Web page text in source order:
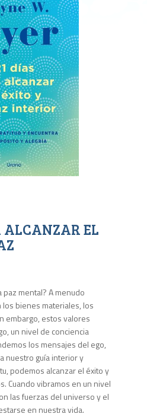
ALCANZAR EL
mental? A menudo
bienes materiales, los
embargo, estos valores
un nivel de conciencia
los mensajes del ego,
nuestro guía interior y
podemos alcanzar el éxito y
Cuando vibramos en un nivel
las fuerzas del universo y el
en nuestra vida.